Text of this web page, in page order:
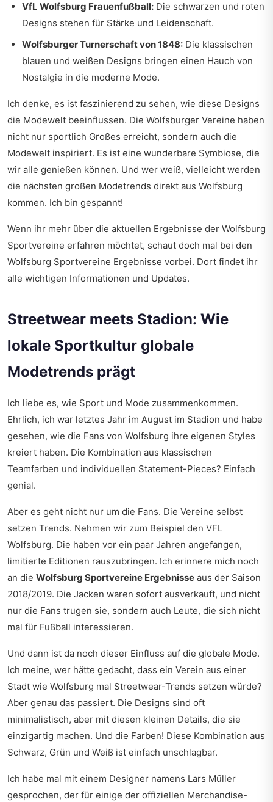
VfL Wolfsburg Frauenfußball: Die schwarzen und roten
Designs stehen für Stärke und Leidenschaft.
Wolfsburger Turnerschaft von 1848: Die klassischen
blauen und weißen Designs bringen einen Hauch von
Nostalgie in die moderne Mode.
Ich denke, es ist faszinierend zu sehen, wie diese Designs
die Modewelt beeinflussen. Die Wolfsburger Vereine haben
nicht nur sportlich Großes erreicht, sondern auch die
Modewelt inspiriert. Es ist eine wunderbare Symbiose, die
wir alle genießen können. Und wer weiß, vielleicht werden
die nächsten großen Modetrends direkt aus Wolfsburg
kommen. Ich bin gespannt!
Wenn ihr mehr über die aktuellen Ergebnisse der Wolfsburg
Sportvereine erfahren möchtet, schaut doch mal bei den
Wolfsburg Sportvereine Ergebnisse vorbei. Dort findet ihr
alle wichtigen Informationen und Updates.
Streetwear meets Stadion: Wie
lokale Sportkultur globale
Modetrends prägt
Ich liebe es, wie Sport und Mode zusammenkommen.
Ehrlich, ich war letztes Jahr im August im Stadion und habe
gesehen, wie die Fans von Wolfsburg ihre eigenen Styles
kreiert haben. Die Kombination aus klassischen
Teamfarben und individuellen Statement-Pieces? Einfach
genial.
Aber es geht nicht nur um die Fans. Die Vereine selbst
setzen Trends. Nehmen wir zum Beispiel den VFL
Wolfsburg. Die haben vor ein paar Jahren angefangen,
limitierte Editionen rauszubringen. Ich erinnere mich noch
an die Wolfsburg Sportvereine Ergebnisse aus der Saison
2018/2019. Die Jacken waren sofort ausverkauft, und nicht
nur die Fans trugen sie, sondern auch Leute, die sich nicht
mal für Fußball interessieren.
Und dann ist da noch dieser Einfluss auf die globale Mode.
Ich meine, wer hätte gedacht, dass ein Verein aus einer
Stadt wie Wolfsburg mal Streetwear-Trends setzen würde?
Aber genau das passiert. Die Designs sind oft
minimalistisch, aber mit diesen kleinen Details, die sie
einzigartig machen. Und die Farben! Diese Kombination aus
Schwarz, Grün und Weiß ist einfach unschlagbar.
Ich habe mal mit einem Designer namens Lars Müller
gesprochen, der für einige der offiziellen Merchandise-